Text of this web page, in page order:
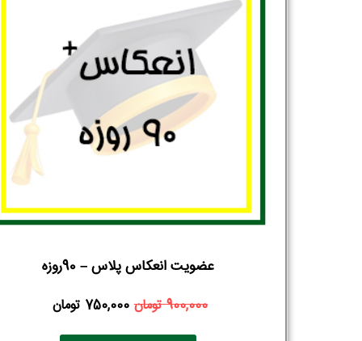
عضویت انعکاس پلاس – 90روزه
900,000تومان 750,000 تومان